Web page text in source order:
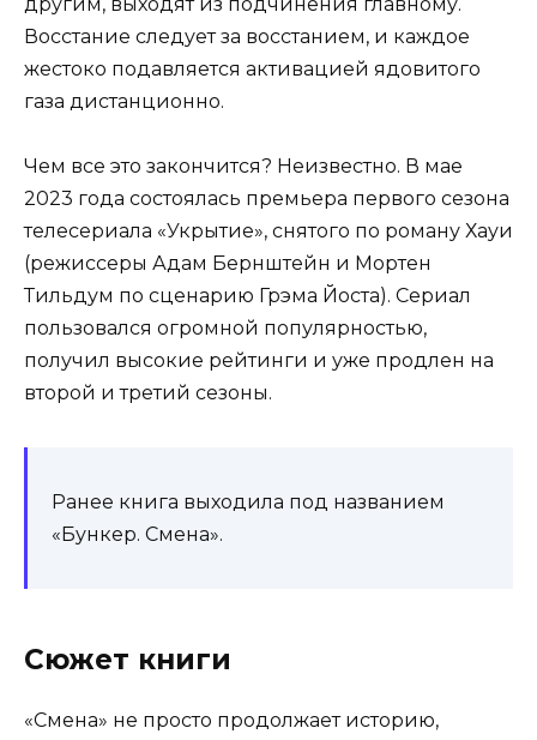
Восстание следует за восстанием, и каждое
жестоко подавляется активацией ядовитого
газа дистанционно.
Чем все это закончится? Неизвестно. В мае
2023 года состоялась премьера первого сезона
телесериала «Укрытие», снятого по роману Хауи
(режиссеры Адам Бернштейн и Мортен
Тильдум по сценарию Грэма Йоста). Сериал
пользовался огромной популярностью,
получил высокие рейтинги и уже продлен на
второй и третий сезоны.
Ранее книга выходила под названием
«Бункер. Смена».
Сюжет книги
«Смена» не просто продолжает историю,